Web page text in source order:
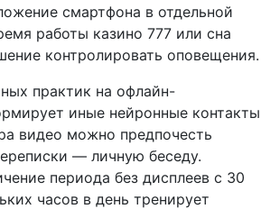
смартфона в отдельной
работы казино 777 или сна
контролировать оповещения.
практик на офлайн-
иные нейронные
видео можно предпочесть
— личную беседу.
периода без дисплеев с 30
часов в день тренирует